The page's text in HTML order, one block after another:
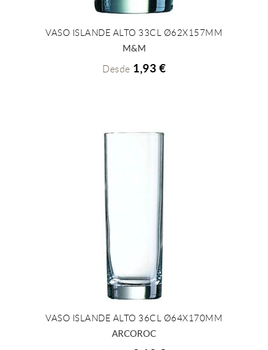
+ INFO
VASO ISLANDE ALTO 33CL Ø62X157MM
M&M
Desde 1,93 €
+ INFO
VASO ISLANDE ALTO 36CL Ø64X170MM
ARCOROC